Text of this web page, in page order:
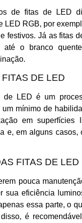
de fitas de LED
LED RGB, por
festivos. Já as fitas
o branco
DE LED
LED é um
mínimo de
em
e, em alguns
FITAS DE LED
pouca
sua eficiência
essa parte, o
é